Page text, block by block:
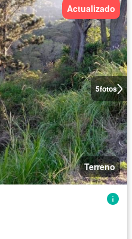
5fotos
Actualizado
Terreno